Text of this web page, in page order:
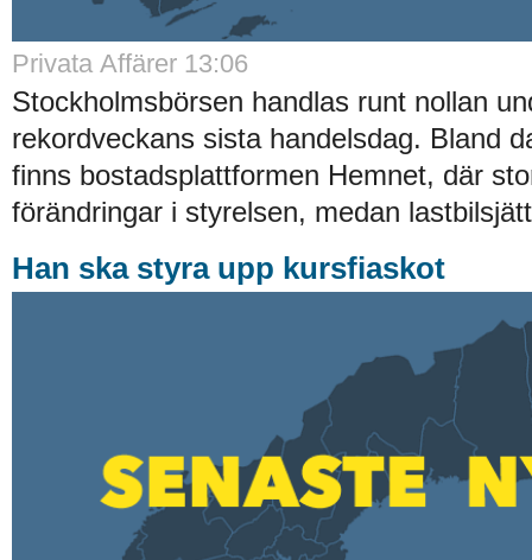
Privata Affärer 13:06
Stockholmsbörsen handlas runt nollan
rekordveckans sista handelsdag. Bland
finns bostadsplattformen Hemnet, där
förändringar i styrelsen, medan
Han ska styra upp kursfiaskot